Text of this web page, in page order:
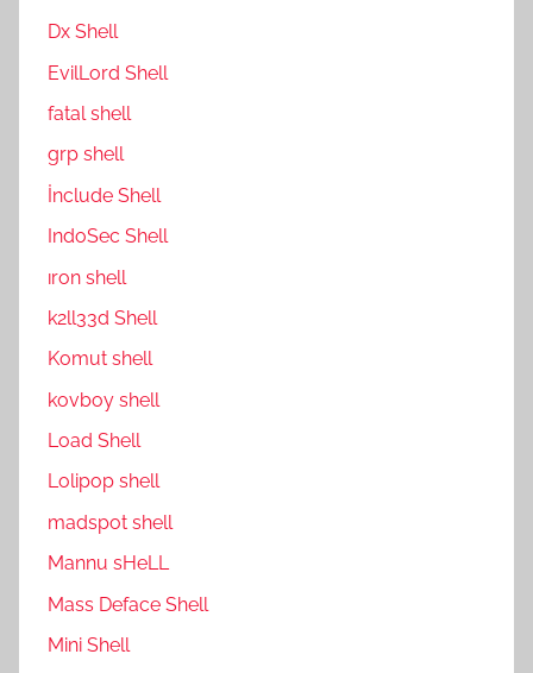
Dx Shell
EvilLord Shell
fatal shell
grp shell
İnclude Shell
IndoSec Shell
ıron shell
k2ll33d Shell
Komut shell
kovboy shell
Load Shell
Lolipop shell
madspot shell
Mannu sHeLL
Mass Deface Shell
Mini Shell